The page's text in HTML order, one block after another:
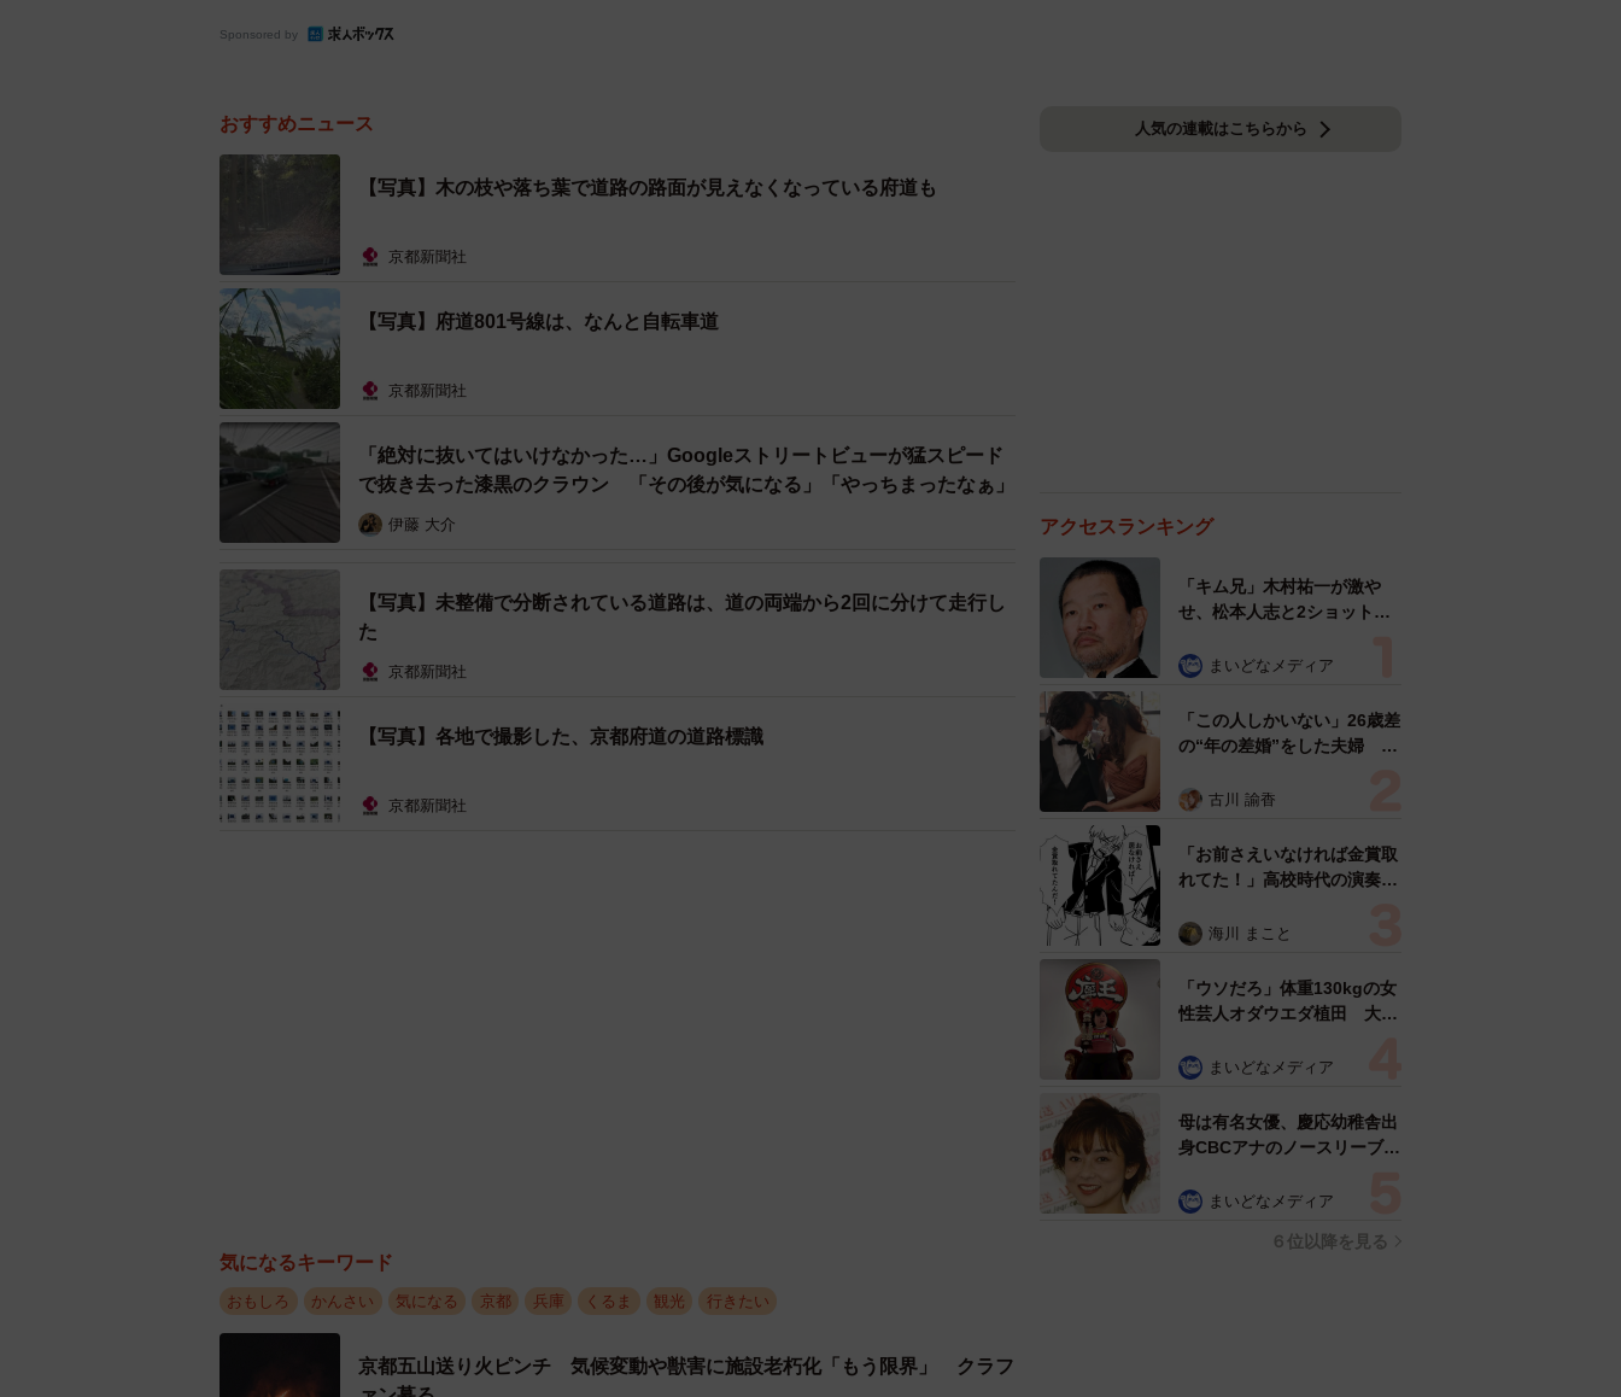
Sponsored by
おすすめニュース
【写真】木の枝や落ち葉で道路の路面が見えなくなっている府道も
京都新聞社
【写真】府道801号線は、なんと自転車道
京都新聞社
「絶対に抜いてはいけなかった…」Googleストリートビューが猛スピード
で抜き去った漆黒のクラウン 「その後が気になる」「やっちまったなぁ」
伊藤 大介
【写真】未整備で分断されている道路は、道の両端から2回に分けて走行し
た
京都新聞社
【写真】各地で撮影した、京都府道の道路標識
京都新聞社
気になるキーワード
おもしろ かんさい 気になる 京都 兵庫 くるま 観光 行きたい
京都五山送り火ピンチ 気候変動や獣害に施設老朽化「もう限界」 クラフ
人気の連載はこちらから
アクセスランキング
「キム兄」木村祐一が激や
せ、松本人志と2ショット
「テキヤの兄さん」
まいどなメディア
「この人しかいない」26歳差
の“年の差婚”をした夫婦 出
た？ 今の思いを聞いた
古川 諭香
「お前さえいなければ金賞取
れてた！」高校時代の演奏会
生は楽器修理職人に 10年後
ぬ申し出【漫画】
海川 まこと
「ウソだろ」体重130kgの女
性芸人オダウエダ植田 大学
で」 まいどなメディア
母は有名女優、慶応幼稚舎出
身CBCアナのノースリーブ姿
る」「天使の笑顔」
まいどなメディア
６位以降を見る